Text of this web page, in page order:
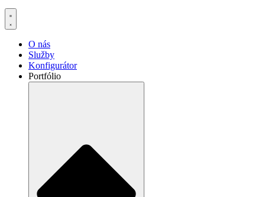
O nás
Služby
Konfigurátor
Portfólio